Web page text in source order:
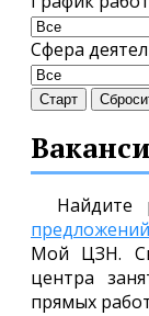
Сфера
Старт
Найдите
предложений
Мой ЦЗН.
центра
прямых